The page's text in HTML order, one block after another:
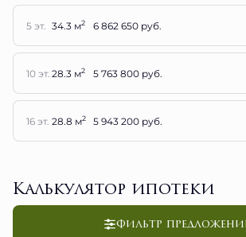
10 эт.28.3 м2 5 763 800 руб.
16 эт.28.8 м2 5 943 200 руб.
Фильтр предложений
it ипотека